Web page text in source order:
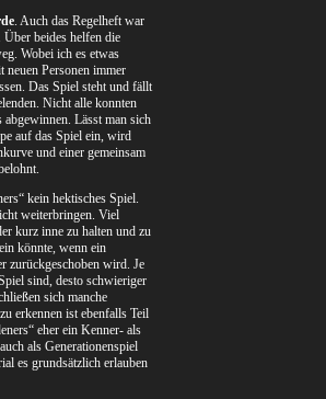
. Auch das Regelheft war
Über beides helfen die
Wobei ich es etwas
neuen Personen immer
Das Spiel steht und fällt
Nicht alle konnten
abgewinnen. Lässt man sich
auf das Spiel ein, wird
und einer gemeinsam
kein hektisches Spiel.
weiterbringen. Viel
kurz inne zu halten und zu
könnte, wenn ein
zurückgeschoben wird. Je
sind, desto schwieriger
sich manche
erkennen ist ebenfalls Teil
eher ein Kenner- als
als Generationenspiel
es grundsätzlich erlauben